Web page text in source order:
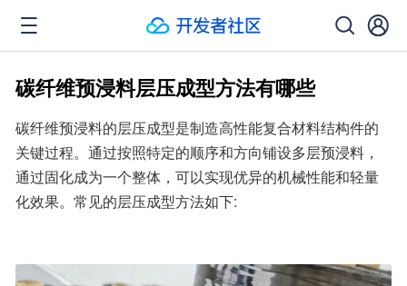
碳纤维预浸料层压成型方法有哪些
碳纤维预浸料的层压成型是制造高性能复合材料结构件的
关键过程。通过按照特定的顺序和方向铺设多层预浸料，
通过固化成为一个整体，可以实现优异的机械性能和轻量
化效果。常见的层压成型方法如下: